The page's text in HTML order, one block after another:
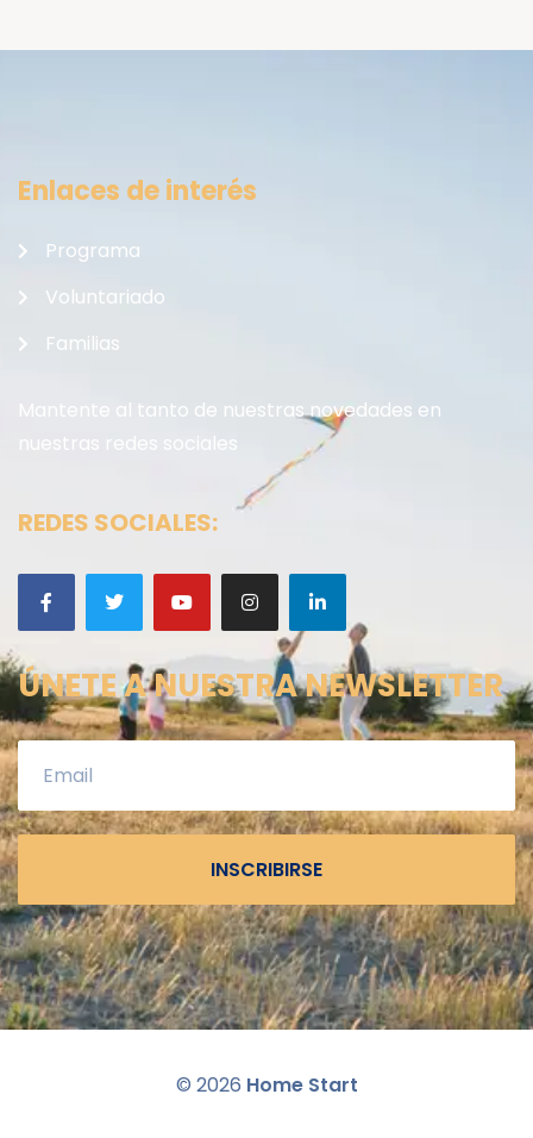
Enlaces de interés
Programa
Voluntariado
Familias
Mantente al tanto de nuestras novedades en
nuestras redes sociales
REDES SOCIALES:
ÚNETE A NUESTRA NEWSLETTER
INSCRIBIRSE
© 2026 Home Start